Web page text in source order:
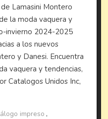
Lamasini Montero
la moda vaquera y
invierno 2024-2025
a los nuevos
y Danesi. Encuentra
vaquera y tendencias,
Catalogos Unidos Inc,
impreso ,